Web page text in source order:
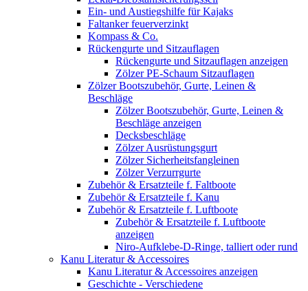
Ein- und Austiegshilfe für Kajaks
Faltanker feuerverzinkt
Kompass & Co.
Rückengurte und Sitzauflagen
Rückengurte und Sitzauflagen anzeigen
Zölzer PE-Schaum Sitzauflagen
Zölzer Bootszubehör, Gurte, Leinen &
Beschläge
Zölzer Bootszubehör, Gurte, Leinen &
Beschläge anzeigen
Decksbeschläge
Zölzer Ausrüstungsgurt
Zölzer Sicherheitsfangleinen
Zölzer Verzurrgurte
Zubehör & Ersatzteile f. Faltboote
Zubehör & Ersatzteile f. Kanu
Zubehör & Ersatzteile f. Luftboote
Zubehör & Ersatzteile f. Luftboote
anzeigen
Niro-Aufklebe-D-Ringe, talliert oder rund
Kanu Literatur & Accessoires
Kanu Literatur & Accessoires anzeigen
Geschichte - Verschiedene